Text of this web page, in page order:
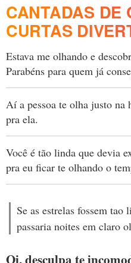
CANTADAS DE
CURTAS
Estava me olhando e
Parabéns para quem já
Aí a pessoa te olha justo na
pra ela.
Você é tão linda que devia
pra eu ficar te olhando o
Se as estrelas fossem tao
passaria noites em claro
Oi, desculpa te